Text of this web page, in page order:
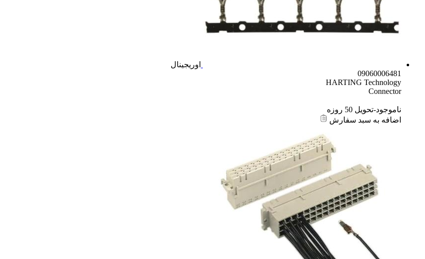
اوریجینال
09060006481
HARTING Technology
Connector
ناموجود-تحویل 50 روزه
اضافه به سبد سفارش